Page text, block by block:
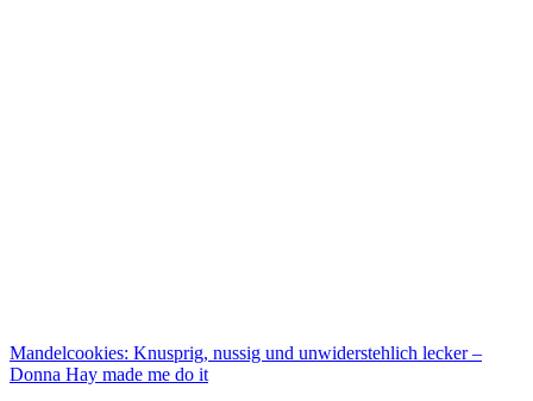
Mandelcookies: Knusprig, nussig und unwiderstehlich lecker –
Donna Hay made me do it